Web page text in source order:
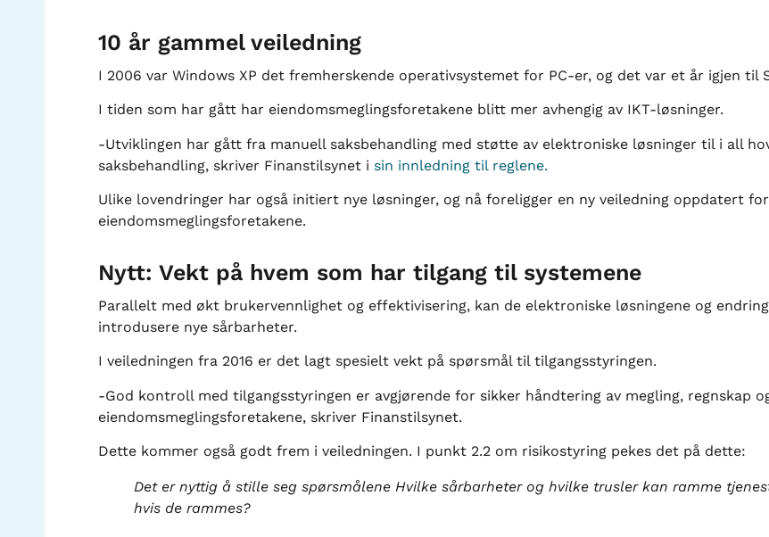
10 år gammel veiledning
I 2006 var Windows XP det fremherskende operativsystemet for PC-er, og det var et år igjen til
I tiden som har gått har eiendomsmeglingsforetakene blitt mer avhengig av IKT-løsninger.
-Utviklingen har gått fra manuell saksbehandling med støtte av elektroniske løsninger til i all
saksbehandling, skriver Finanstilsynet i sin innledning til reglene.
Ulike lovendringer har også initiert nye løsninger, og nå foreligger en ny veiledning oppdatert
eiendomsmeglingsforetakene.
Nytt: Vekt på hvem som har tilgang til systemene
Parallelt med økt brukervennlighet og effektivisering, kan de elektroniske løsningene og
introdusere nye sårbarheter.
I veiledningen fra 2016 er det lagt spesielt vekt på spørsmål til tilgangsstyringen.
-God kontroll med tilgangsstyringen er avgjørende for sikker håndtering av megling, regnskap
eiendomsmeglingsforetakene, skriver Finanstilsynet.
Dette kommer også godt frem i veiledningen. I punkt 2.2 om risikostyring pekes det på dette:
Det er nyttig å stille seg spørsmålene Hvilke sårbarheter og hvilke trusler kan ramme
hvis de rammes?